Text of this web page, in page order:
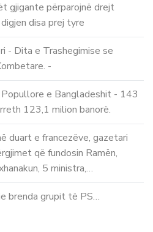
gjigante përparojnë drejt
disa prej tyre
- Dita e Trashegimise se
-
e Bangladeshit - 143
123,1 milion banorë.
duart e francezëve, gazetari
që fundosin Ramën,
5 ministra,…
brenda grupit të PS…